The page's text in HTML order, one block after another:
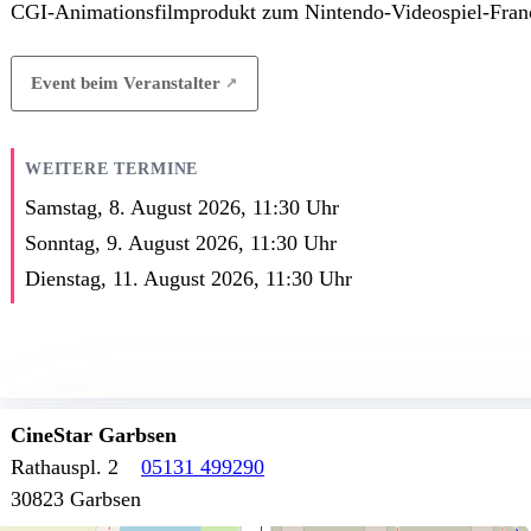
CGI-Animationsfilmprodukt zum Nintendo-Videospiel-
Event beim Veranstalter
WEITERE TERMINE
Samstag, 8. August 2026, 11:30 Uhr
Sonntag, 9. August 2026, 11:30 Uhr
Dienstag, 11. August 2026, 11:30 Uhr
CineStar Garbsen
Rathauspl. 2
30823 Garbsen
05131 499290